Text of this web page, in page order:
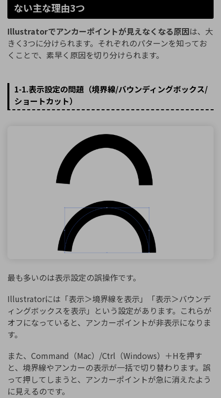
ない主な理由3つ
Illustratorでアンカーポイントが見えなくなる原因は、大
きく3つに分けられます。それぞれのパターンを知ってお
くことで、素早く原因を切り分けられます。
1-1.表示設定の問題（境界線/バウンディングボックス/
ショートカット）
最も多いのは表示設定の誤操作です。
Illustratorには「表示＞境界線を表示」「表示＞バウンデ
ィングボックスを表示」という設定があります。これらが
オフになっていると、アンカーポイントが非表示になりま
す。
また、Command（Mac）/Ctrl（Windows）＋Hを押す
と、境界線やアンカーの表示が一括で切り替わります。誤
って押してしまうと、アンカーポイントが急に消えたよう
に見えるのです。